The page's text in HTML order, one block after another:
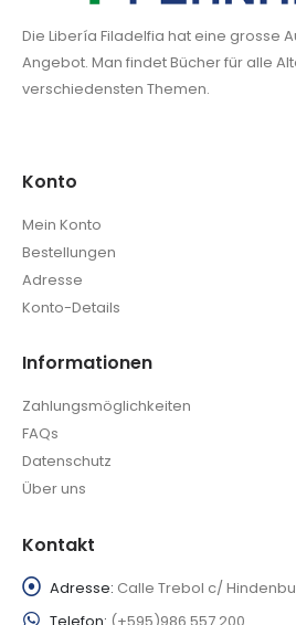
Die Libería Filadelfia hat eine grosse
Angebot. Man findet Bücher für alle
verschiedensten Themen.
Konto
Mein Konto
Bestellungen
Adresse
Konto-Details
Informationen
Zahlungsmöglichkeiten
FAQs
Datenschutz
Über uns
Kontakt
Adresse: Calle Trebol c/